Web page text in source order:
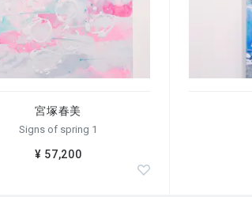
ェ アートフェア (アメリカ)
(韓国、上海、ウズベキスタン)
ォ市庁舎 (イタリア)
ー上田 (日本 東京)
ホテル小田原グリーンホテル (日本 神奈川)
ートホール (日本 大分)
宮塚春美
Signs of spring 1
¥ 57,200